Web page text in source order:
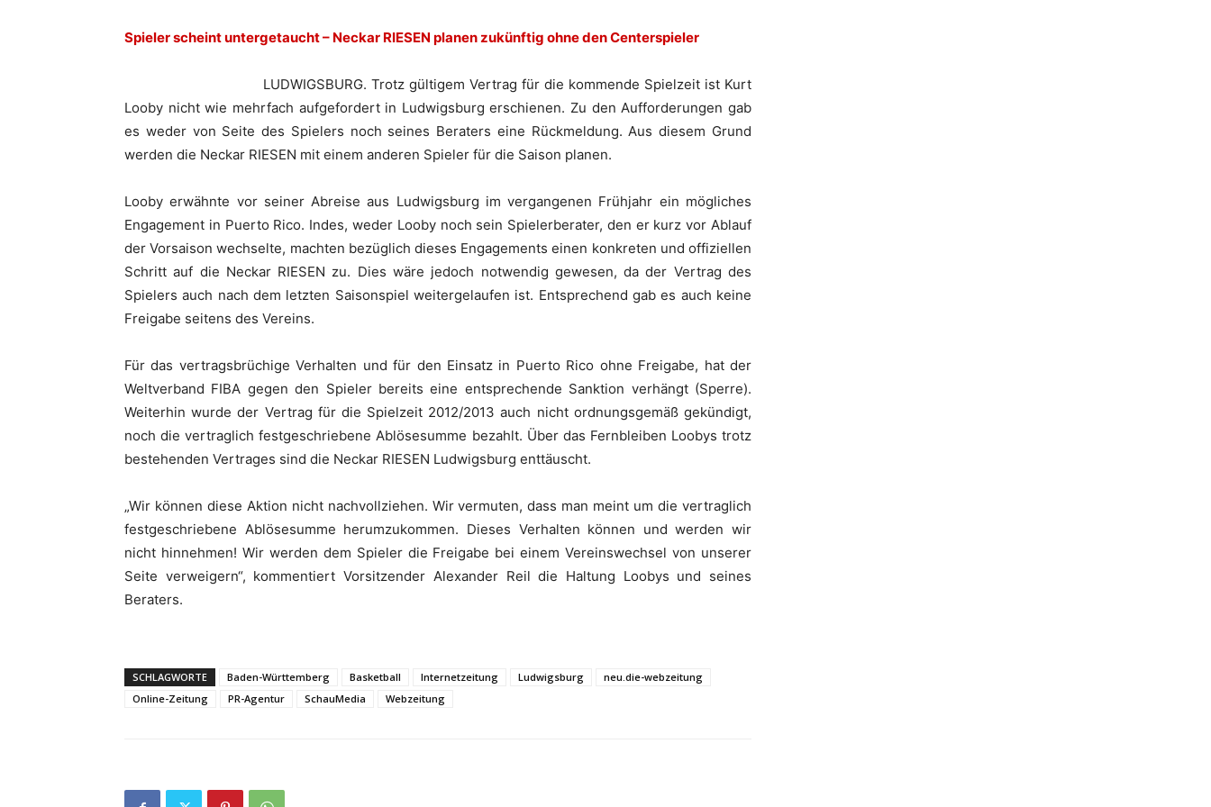
Spieler scheint untergetaucht – Neckar RIESEN planen zukünftig ohne den Centerspieler
LUDWIGSBURG. Trotz gültigem Vertrag für die kommende Spielzeit ist Kurt
Looby nicht wie mehrfach aufgefordert in Ludwigsburg erschienen. Zu den Aufforderungen gab
es weder von Seite des Spielers noch seines Beraters eine Rückmeldung. Aus diesem Grund
werden die Neckar RIESEN mit einem anderen Spieler für die Saison planen.
Looby erwähnte vor seiner Abreise aus Ludwigsburg im vergangenen Frühjahr ein mögliches
Engagement in Puerto Rico. Indes, weder Looby noch sein Spielerberater, den er kurz vor Ablauf
der Vorsaison wechselte, machten bezüglich dieses Engagements einen konkreten und offiziellen
Schritt auf die Neckar RIESEN zu. Dies wäre jedoch notwendig gewesen, da der Vertrag des
Spielers auch nach dem letzten Saisonspiel weitergelaufen ist. Entsprechend gab es auch keine
Freigabe seitens des Vereins.
Für das vertragsbrüchige Verhalten und für den Einsatz in Puerto Rico ohne Freigabe, hat der
Weltverband FIBA gegen den Spieler bereits eine entsprechende Sanktion verhängt (Sperre).
Weiterhin wurde der Vertrag für die Spielzeit 2012/2013 auch nicht ordnungsgemäß gekündigt,
noch die vertraglich festgeschriebene Ablösesumme bezahlt. Über das Fernbleiben Loobys trotz
bestehenden Vertrages sind die Neckar RIESEN Ludwigsburg enttäuscht.
„Wir können diese Aktion nicht nachvollziehen. Wir vermuten, dass man meint um die vertraglich
festgeschriebene Ablösesumme herumzukommen. Dieses Verhalten können und werden wir
nicht hinnehmen! Wir werden dem Spieler die Freigabe bei einem Vereinswechsel von unserer
Seite verweigern“, kommentiert Vorsitzender Alexander Reil die Haltung Loobys und seines
Beraters.
SCHLAGWORTE Baden-Württemberg Basketball Internetzeitung Ludwigsburg
neu.die-webzeitung
Online-Zeitung
PR-Agentur SchauMedia Webzeitung